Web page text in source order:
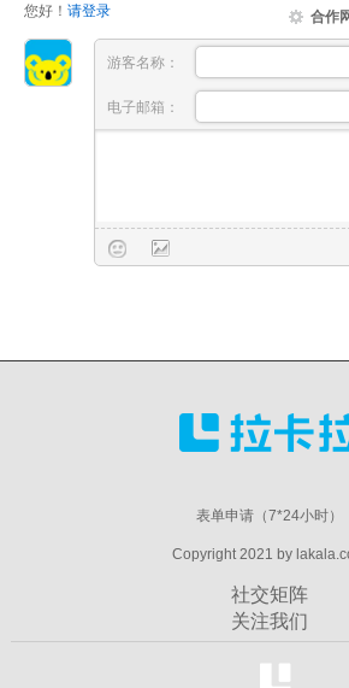
您好！ 请登录 合作
游客名称：
电子邮箱：
表单申请（7*24小时）
Copyright 2021 by
社交矩阵
关注我们